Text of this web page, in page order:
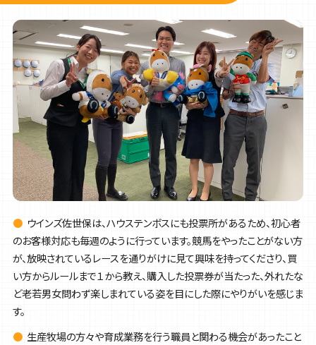
● ウインズ佐世保は、ハウステンボスにも投票所があるため、初心者
のお客様対応も毎週のように行っています。競馬をやったことがない方
が、放映されているレースを通りがけに見て興味を持ってくださり、買
い方からルールまで１から教え、購入した投票券が当たった、外れたな
ど老若男女問わず楽しまれている姿を目にした際にやりがいを感じま
す。
● 生産牧場の方々や育成業務を行う職員と関わる機会があったこと